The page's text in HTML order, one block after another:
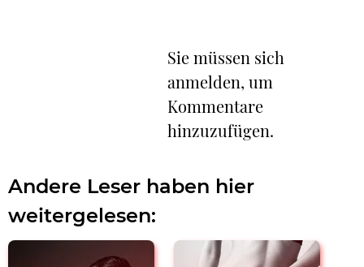
Sie müssen sich
anmelden, um
Kommentare
hinzuzufügen.
Andere Leser haben hier
weitergelesen: